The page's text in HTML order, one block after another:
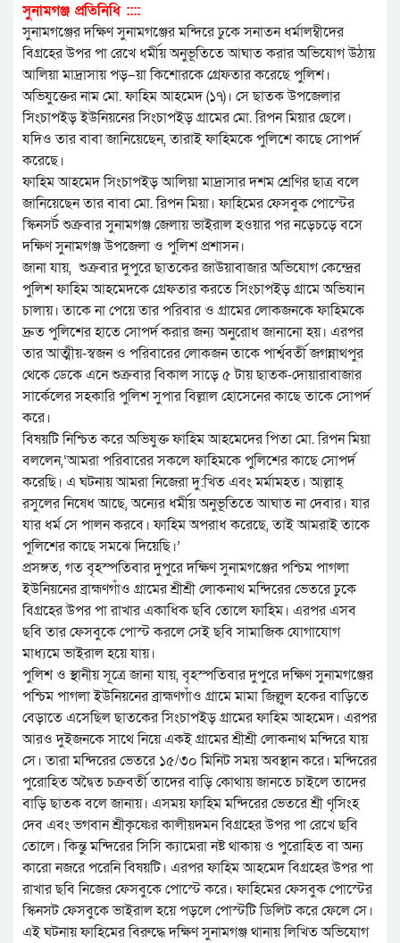
সুনামগঞ্জ প্রতিনিধি ::::
সুনামগঞ্জের দক্ষিণ সুনামগঞ্জের মন্দিরে ঢুকে সনাতন ধর্মালম্বীদের
বিগ্রহের উপর পা রেখে ধর্মীয় অনুভূতিতে আঘাত করার অভিযোগ উঠায়
আলিয়া মাদ্রাসায় পড়–য়া কিশোরকে গ্রেফতার করেছে পুলিশ।
অভিযুক্তের নাম মো. ফাহিম আহমেদ (১৭)। সে ছাতক উপজেলার
সিংচাপইড় ইউনিয়নের সিংচাপইড় গ্রামের মো. রিপন মিয়ার ছেলে।
যদিও তার বাবা জানিয়েছেন, তারাই ফাহিমকে পুলিশে কাছে সোপর্দ
করেছে।
ফাহিম আহমেদ সিংচাপইড় আলিয়া মাদ্রাসার দশম শ্রেণির ছাত্র বলে
জানিয়েছেন তার বাবা মো. রিপন মিয়া। ফাহিমের ফেসবুক পোস্টের
স্কিনসর্ট শুক্রবার সুনামগঞ্জ জেলায় ভাইরাল হওয়ার পর নড়েচড়ে বসে
দক্ষিণ সুনামগঞ্জ উপজেলা ও পুলিশ প্রশাসন।
জানা যায়, শুক্রবার দুপুরে ছাতকের জাউয়াবাজার অভিযোগ কেন্দ্রের
পুলিশ ফাহিম আহমেদকে গ্রেফতার করতে সিংচাপইড় গ্রামে অভিযান
চালায়। তাকে না পেয়ে তার পরিবার ও গ্রামের লোকজনকে ফাহিমকে
দ্রুত পুলিশের হাতে সোপর্দ করার জন্য অনুরোধ জানানো হয়। এরপর
তার আত্মীয়-স্বজন ও পরিবারের লোকজন তাকে পার্শ্ববর্তী জগন্নাথপুর
থেকে ডেকে এনে শুক্রবার বিকাল সাড়ে ৫ টায় ছাতক-দোয়ারাবাজার
সার্কেলের সহকারি পুলিশ সুপার বিল্লাল হোসেনের কাছে তাকে সোপর্দ
করে।
বিষয়টি নিশ্চিত করে অভিযুক্ত ফাহিম আহমেদের পিতা মো. রিপন মিয়া
বললেন,‘আমরা পরিবারের সকলে ফাহিমকে পুলিশের কাছে সোপর্দ
করেছি। এ ঘটনায় আমরা নিজেরা দু:খিত এবং মর্মামহত। আল্লাহ্
রসুলের নিষেধ আছে, অন্যের ধর্মীয় অনুভূতিতে আঘাত না দেবার। যার
যার ধর্ম সে পালন করবে। ফাহিম অপরাধ করেছে, তাই আমরাই তাকে
পুলিশের কাছে সমঝে দিয়েছি।’
প্রসঙ্গত, গত বৃহস্পতিবার দুপুরে দক্ষিণ সুনামগঞ্জের পশ্চিম পাগলা
ইউনিয়নের ব্রাহ্মণগাঁও গ্রামের শ্রীশ্রী লোকনাথ মন্দিরের ভেতরে ঢুকে
বিগ্রহের উপর পা রাখার একাধিক ছবি তোলে ফাহিম। এরপর এসব
ছবি তার ফেসবুকে পোস্ট করলে সেই ছবি সামাজিক যোগাযোগ
মাধ্যমে ভাইরাল হয়ে যায়।
পুলিশ ও স্থানীয় সূত্রে জানা যায়, বৃহস্পতিবার দুপুরে দক্ষিণ সুনামগঞ্জের
পশ্চিম পাগলা ইউনিয়নের ব্রাহ্মণগাঁও গ্রামে মামা জিল্লুল হকের বাড়িতে
বেড়াতে এসেছিল ছাতকের সিংচাপইড় গ্রামের ফাহিম আহমেদ। এরপর
আরও দুইজনকে সাথে নিয়ে একই গ্রামের শ্রীশ্রী লোকনাথ মন্দিরে যায়
সে। তারা মন্দিরের ভেতরে ১৫/৩০ মিনিট সময় অবস্থান করে। মন্দিরের
পুরোহিত অদ্বৈত চক্রবর্তী তাদের বাড়ি কোথায় জানতে চাইলে তাদের
বাড়ি ছাতক বলে জানায়। এসময় ফাহিম মন্দিরের ভেতরে শ্রী ণৃসিংহ
দেব এবং ভগবান শ্রীকৃষ্ণের কালীয়দমন বিগ্রহের উপর পা রেখে ছবি
তোলে। কিন্তু মন্দিরের সিসি ক্যামেরা নষ্ট থাকায় ও পুরোহিত বা অন্য
কারো নজরে পরেনি বিষয়টি। এরপর ফাহিম আহমেদ বিগ্রহের উপর পা
রাখার ছবি নিজের ফেসবুকে পোস্টে করে। ফাহিমের ফেসবুক পোস্টের
স্কিনসট ফেসবুকে ভাইরাল হয়ে পড়লে পোস্টটি ডিলিট করে ফেলে সে।
এই ঘটনায় ফাহিমের বিরুদ্ধে দক্ষিণ সুনামগঞ্জ থানায় লিখিত অভিযোগ